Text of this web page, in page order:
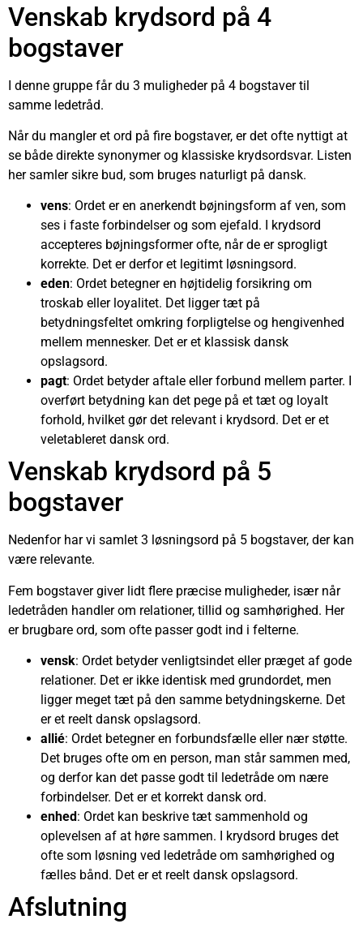
Venskab krydsord på 4
bogstaver
I denne gruppe får du 3 muligheder på 4 bogstaver til
samme ledetråd.
Når du mangler et ord på fire bogstaver, er det ofte nyttigt at
se både direkte synonymer og klassiske krydsordsvar. Listen
her samler sikre bud, som bruges naturligt på dansk.
vens: Ordet er en anerkendt bøjningsform af ven, som
ses i faste forbindelser og som ejefald. I krydsord
accepteres bøjningsformer ofte, når de er sprogligt
korrekte. Det er derfor et legitimt løsningsord.
eden: Ordet betegner en højtidelig forsikring om
troskab eller loyalitet. Det ligger tæt på
betydningsfeltet omkring forpligtelse og hengivenhed
mellem mennesker. Det er et klassisk dansk
opslagsord.
pagt: Ordet betyder aftale eller forbund mellem parter. I
overført betydning kan det pege på et tæt og loyalt
forhold, hvilket gør det relevant i krydsord. Det er et
veletableret dansk ord.
Venskab krydsord på 5
bogstaver
Nedenfor har vi samlet 3 løsningsord på 5 bogstaver, der kan
være relevante.
Fem bogstaver giver lidt flere præcise muligheder, især når
ledetråden handler om relationer, tillid og samhørighed. Her
er brugbare ord, som ofte passer godt ind i felterne.
vensk: Ordet betyder venligtsindet eller præget af gode
relationer. Det er ikke identisk med grundordet, men
ligger meget tæt på den samme betydningskerne. Det
er et reelt dansk opslagsord.
allié: Ordet betegner en forbundsfælle eller nær støtte.
Det bruges ofte om en person, man står sammen med,
og derfor kan det passe godt til ledetråde om nære
forbindelser. Det er et korrekt dansk ord.
enhed : Ordet kan beskrive tæt sammenhold og
oplevelsen af at høre sammen. I krydsord bruges det
ofte som løsning ved ledetråde om samhørighed og
fælles bånd. Det er et reelt dansk opslagsord.
Afslutning